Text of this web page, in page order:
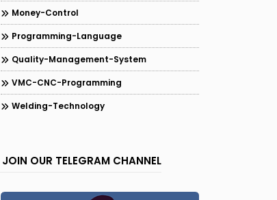
Money-Control
Programming-Language
Quality-Management-System
VMC-CNC-Programming
Welding-Technology
JOIN OUR TELEGRAM CHANNEL